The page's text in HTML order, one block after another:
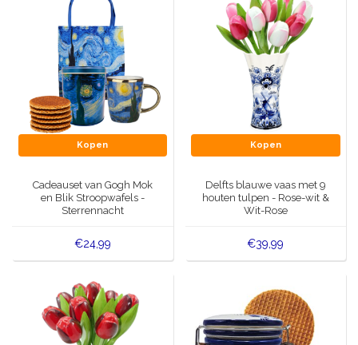
Kopen
Cadeauset van Gogh Mok
en Blik Stroopwafels -
Sterrennacht
€24,99
Kopen
Delfts blauwe vaas met 9
houten tulpen - Rose-wit &
Wit-Rose
€39,99